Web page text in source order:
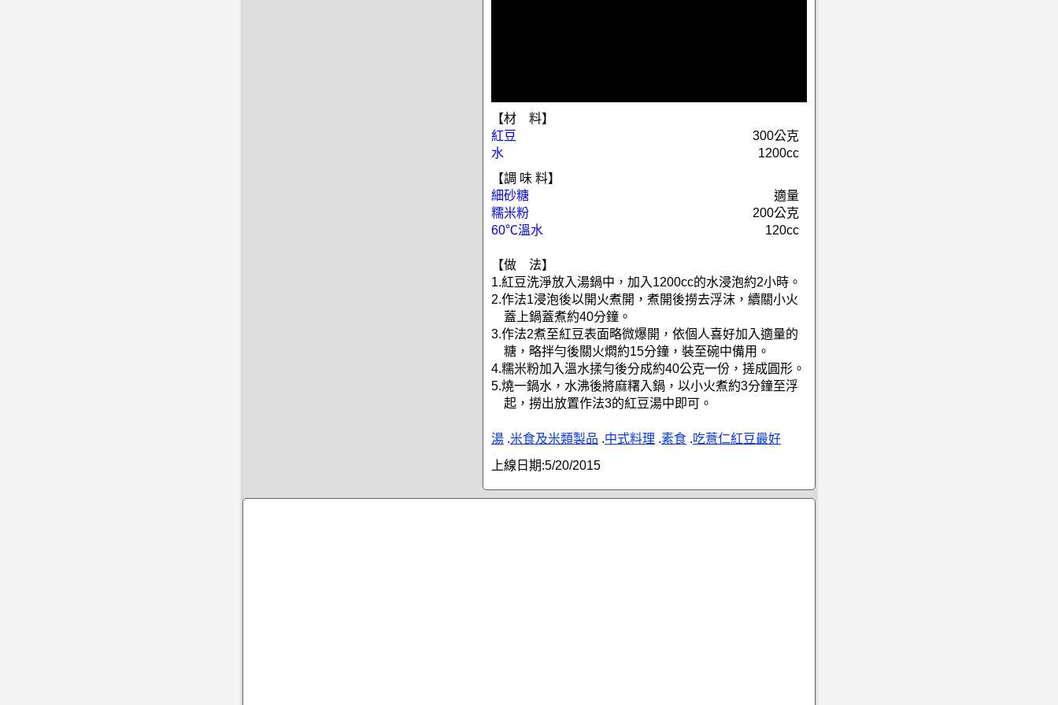
【材 料】
紅豆
300公克
水
1200cc
【調 味 料】
細砂糖
適量
糯米粉
200公克
60℃溫水
120cc
【做 法】
1.紅豆洗淨放入湯鍋中，加入1200cc的水浸泡約2小時。
2.作法1浸泡後以開火煮開，煮開後撈去浮沫，續關小火
蓋上鍋蓋煮約40分鐘。
3.作法2煮至紅豆表面略微爆開，依個人喜好加入適量的
糖，略拌勻後關火燜約15分鐘，裝至碗中備用。
4.糯米粉加入溫水揉勻後分成約40公克一份，搓成圓形。
5.燒一鍋水，水沸後將麻糬入鍋，以小火煮約3分鐘至浮
起，撈出放置作法3的紅豆湯中即可。
湯 .米食及米類製品 .中式料理 .素食 .吃薏仁紅豆最好
上線日期:5/20/2015